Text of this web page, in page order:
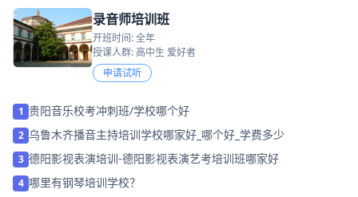
录音师培训班
开班时间: 全年
授课人群: 高中生 爱好者
申请试听
1 贵阳音乐校考冲刺班/学校哪个好
2 乌鲁木齐播音主持培训学校哪家好_哪个好_学费多少
3 德阳影视表演培训-德阳影视表演艺考培训班哪家好
4 哪里有钢琴培训学校？